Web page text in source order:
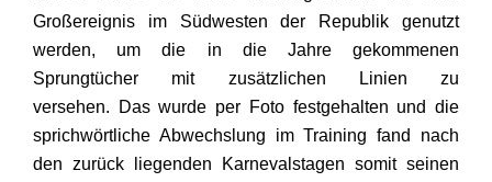
Großereignis im Südwesten der Republik genutzt
werden, um die in die Jahre gekommenen
Sprungtücher mit zusätzlichen Linien zu
versehen. Das wurde per Foto festgehalten und die
sprichwörtliche Abwechslung im Training fand nach
den zurück liegenden Karnevalstagen somit seinen